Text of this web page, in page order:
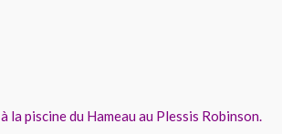
à la piscine du Hameau au Plessis Robinson.